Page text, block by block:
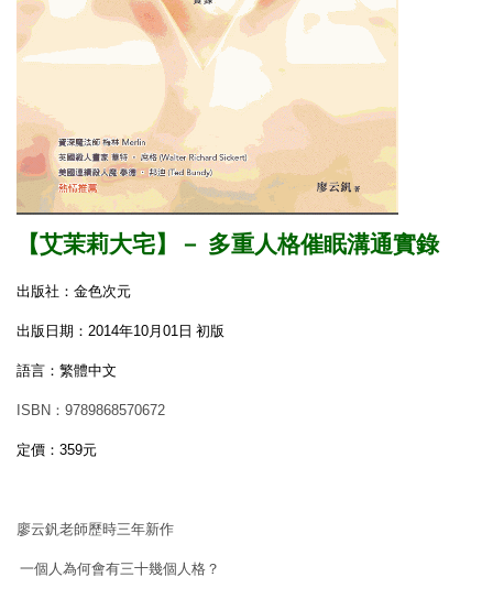
【艾茉莉大宅】 － 多重人格催眠溝通實錄
出版社：金色次元
出版日期： 2014年10月 01 日 初版
語言：繁體中文
ISBN ： 9789868570672
定價： 359元
廖云釩老師歷時三年新作
一個人為何會有三十幾個人格？